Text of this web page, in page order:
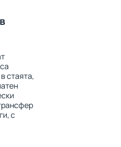
стаята,
с